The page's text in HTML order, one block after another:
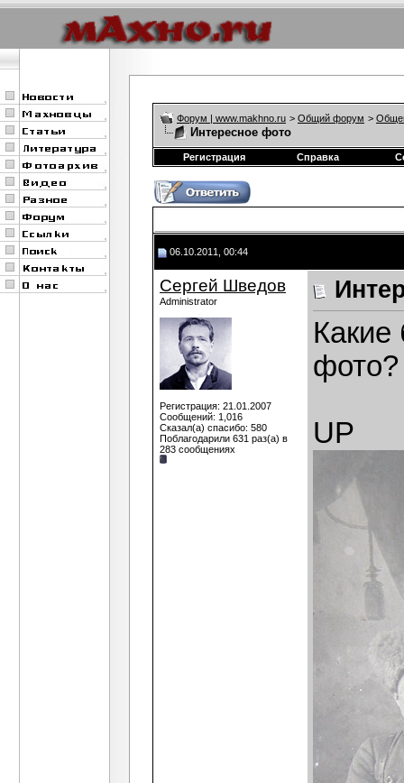
Форум | www.makhno.ru > Общий форум >
Интересное фото
Регистрация Справка
06.10.2011, 00:44
Сергей Шведов
Administrator
Регистрация: 21.01.2007
Сообщений: 1,016
Сказал(а) спасибо: 580
Поблагодарили 631 раз(а) в
283 сообщениях
Какие
фото?
UP